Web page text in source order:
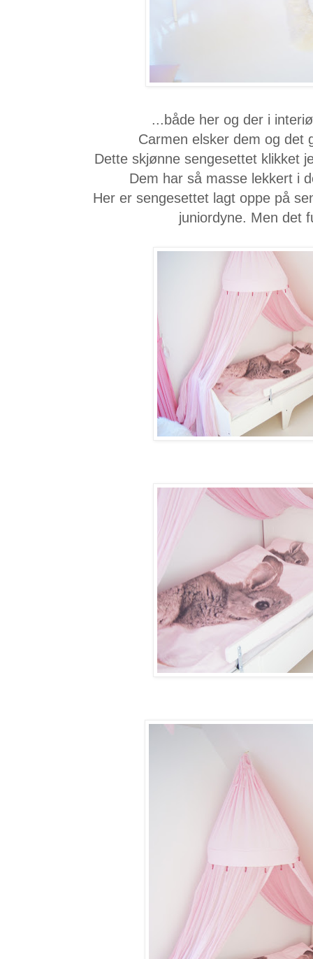
...både her og der i
Carmen elsker dem og det
Dette skjønne sengesettet klikket
Dem har så masse lekkert i
Her er sengesettet lagt oppe på
juniordyne. Men det